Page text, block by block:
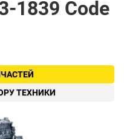
1839 Code
ТЕХНИКИ